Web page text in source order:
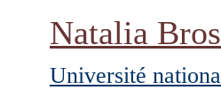
Natalia
Université